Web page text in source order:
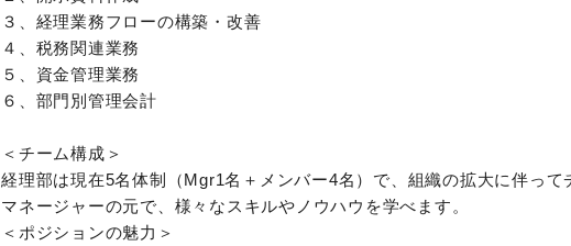
３、経理業務フローの構築・改善
４、税務関連業務
５、資金管理業務
６、部門別管理会計
＜チーム構成＞
経理部は現在5名体制（Mgr1名＋メンバー4名）で、組織の拡大に伴っ
マネージャーの元で、様々なスキルやノウハウを学べます。
＜ポジションの魅力＞